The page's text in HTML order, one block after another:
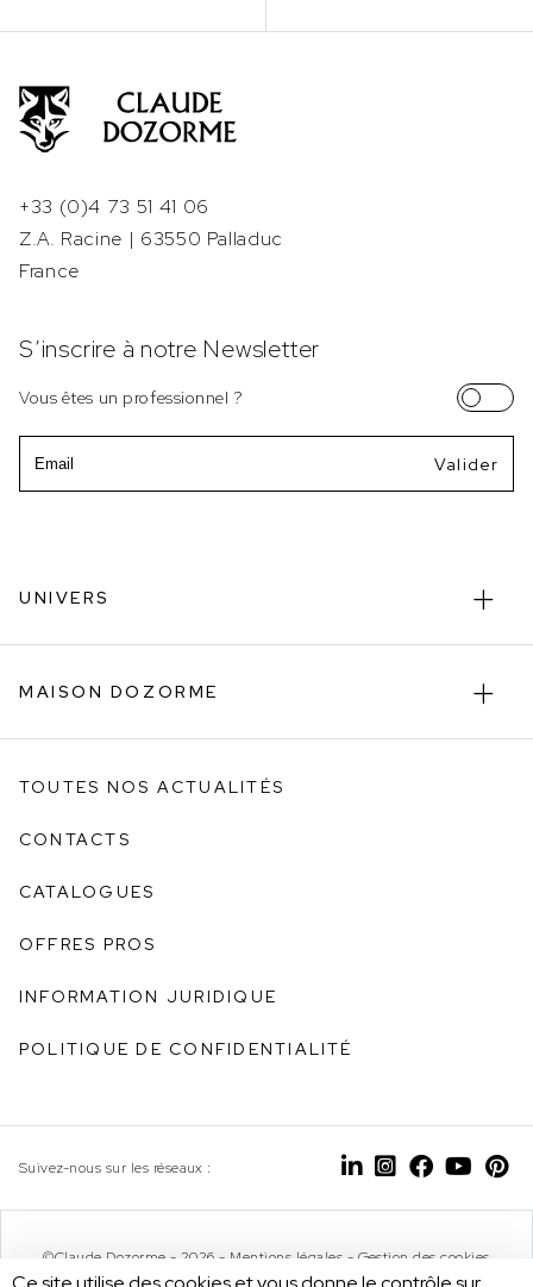
+33 (0)4 73 51 41 06
Z.A. Racine | 63550 Palladuc
France
S’inscrire à notre Newsletter
Vous êtes un professionnel ?
UNIVERS
MAISON DOZORME
TOUTES NOS ACTUALITÉS
CONTACTS
CATALOGUES
OFFRES PROS
INFORMATION JURIDIQUE
POLITIQUE DE CONFIDENTIALITÉ
Suivez-nous sur les réseaux :
©Claude Dozorme - 2026 - Mentions légales - Gestion des cookies